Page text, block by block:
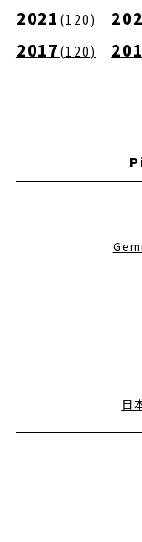
2021 (120)
2017(120)
日